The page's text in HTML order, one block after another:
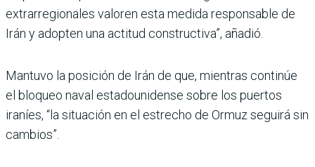
extrarregionales valoren esta medida responsable de
Irán y adopten una actitud constructiva”, añadió.
Mantuvo la posición de Irán de que, mientras continúe
el bloqueo naval estadounidense sobre los puertos
iraníes, “la situación en el estrecho de Ormuz seguirá sin
cambios”.